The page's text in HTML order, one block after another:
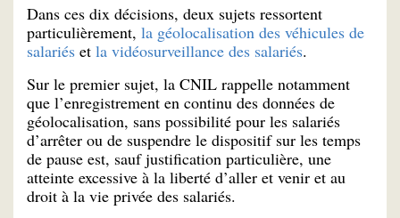
Dans ces dix décisions, deux sujets ressortent
particulièrement, la géolocalisation des véhicules de
salariés et la vidéosurveillance des salariés.
Sur le premier sujet, la CNIL rappelle notamment
que l’enregistrement en continu des données de
géolocalisation, sans possibilité pour les salariés
d’arrêter ou de suspendre le dispositif sur les temps
de pause est, sauf justification particulière, une
atteinte excessive à la liberté d’aller et venir et au
droit à la vie privée des salariés.